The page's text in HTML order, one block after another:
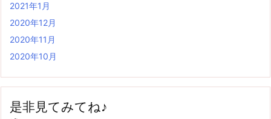
2021年1月
2020年12月
2020年11月
2020年10月
是非見てみてね♪